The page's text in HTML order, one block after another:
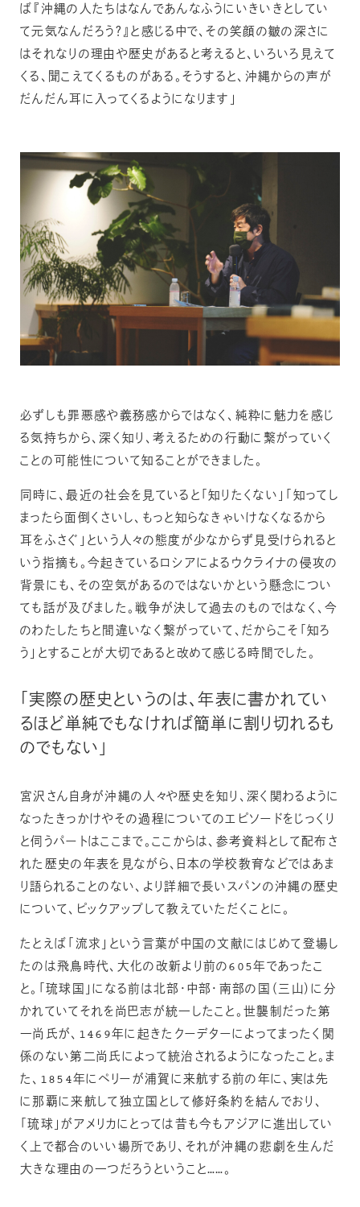
ば『沖縄の人たちはなんであんなふうにいきいきとしてい
て元気なんだろう？』と感じる中で、その笑顔の皺の深さに
はそれなりの理由や歴史があると考えると、いろいろ見えて
くる、聞こえてくるものがある。そうすると、沖縄からの声が
だんだん耳に入ってくるようになります」
必ずしも罪悪感や義務感からではなく、純粋に魅力を感じ
る気持ちから、深く知り、考えるための行動に繋がっていく
ことの可能性について知ることができました。
同時に、最近の社会を見ていると「知りたくない」「知ってし
まったら面倒くさいし、もっと知らなきゃいけなくなるから
耳をふさぐ」という人々の態度が少なからず見受けられると
いう指摘も。今起きているロシアによるウクライナの侵攻の
背景にも、その空気があるのではないかという懸念につい
ても話が及びました。戦争が決して過去のものではなく、今
のわたしたちと間違いなく繋がっていて、だからこそ「知ろ
う」とすることが大切であると改めて感じる時間でした。
「実際の歴史というのは、年表に書かれてい
るほど単純でもなければ簡単に割り切れるも
のでもない」
宮沢さん自身が沖縄の人々や歴史を知り、深く関わるように
なったきっかけやその過程についてのエピソードをじっくり
と伺うパートはここまで。ここからは、参考資料として配布さ
れた歴史の年表を見ながら、日本の学校教育などではあま
り語られることのない、より詳細で長いスパンの沖縄の歴史
について、ピックアップして教えていただくことに。
たとえば「流求」という言葉が中国の文献にはじめて登場し
たのは飛鳥時代、大化の改新より前の605年であったこ
と。「琉球国」になる前は北部・中部・南部の国（三山）に分
かれていてそれを尚巴志が統一したこと。世襲制だった第
一尚氏が、1469年に起きたクーデターによってまったく関
係のない第二尚氏によって統治されるようになったこと。ま
た、1854年にペリーが浦賀に来航する前の年に、実は先
に那覇に来航して独立国として修好条約を結んでおり、
「琉球」がアメリカにとっては昔も今もアジアに進出してい
く上で都合のいい場所であり、それが沖縄の悲劇を生んだ
大きな理由の一つだろうということ……。